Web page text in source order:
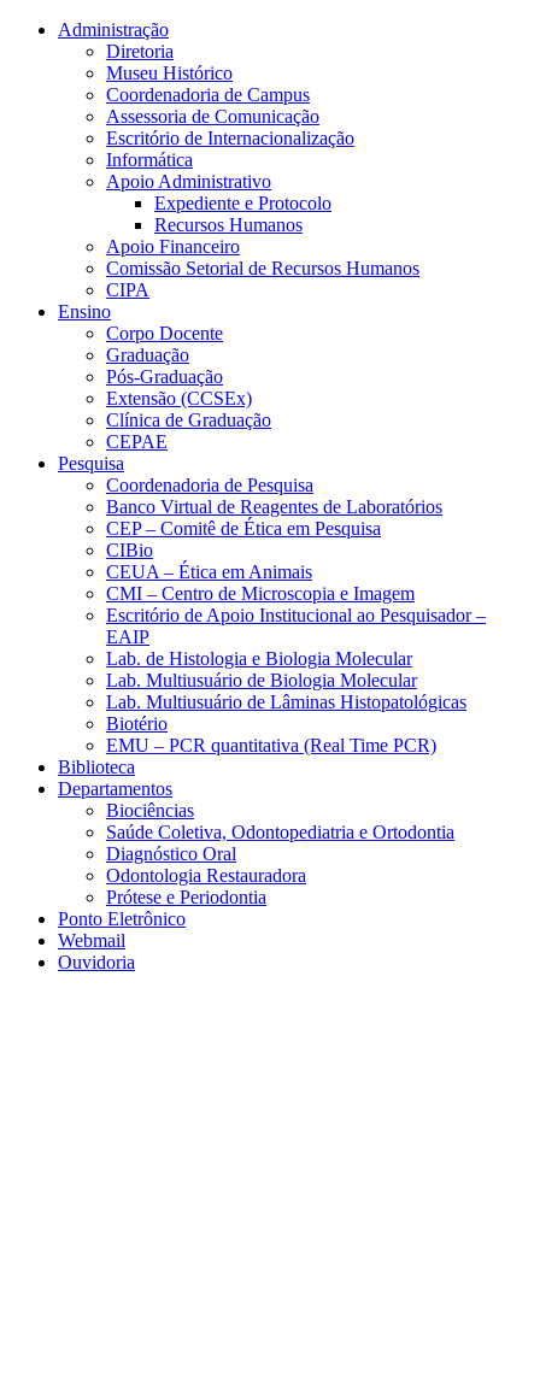
Conteúdo principal Menu principal
Administração
Diretoria
Museu Histórico
Coordenadoria de Campus
Assessoria de Comunicação
Escritório de Internacionalização
Informática
Apoio Administrativo
Expediente e Protocolo
Recursos Humanos
Apoio Financeiro
Comissão Setorial de Recursos Humanos
CIPA
Ensino
Corpo Docente
Graduação
Pós-Graduação
Extensão (CCSEx)
Clínica de Graduação
CEPAE
Pesquisa
Coordenadoria de Pesquisa
Banco Virtual de Reagentes de Laboratórios
CEP – Comitê de Ética em Pesquisa
CIBio
CEUA – Ética em Animais
CMI – Centro de Microscopia e Imagem
Escritório de Apoio Institucional ao Pesquisador –
EAIP
Lab. de Histologia e Biologia Molecular
Lab. Multiusuário de Biologia Molecular
Lab. Multiusuário de Lâminas Histopatológicas
Biotério
EMU – PCR quantitativa (Real Time PCR)
Biblioteca
Departamentos
Biociências
Saúde Coletiva, Odontopediatria e Ortodontia
Diagnóstico Oral
Odontologia Restauradora
Prótese e Periodontia
Ponto Eletrônico
Webmail
Ouvidoria